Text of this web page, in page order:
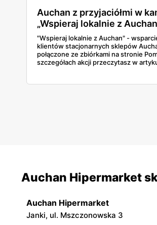
Auchan z przyjaciółmi w
„Wspieraj lokalnie z
"Wspieraj lokalnie z Auchan" -
klientów stacjonarnych sklepów
połączone ze zbiórkami na stronie
szczegółach akcji przeczytasz w
Auchan Hipermarket
Auchan Hipermarket
Janki, ul. Mszczonowska 3